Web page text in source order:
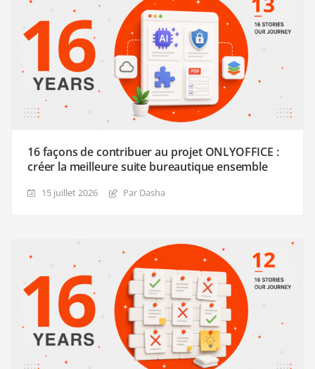
16 façons de contribuer au projet ONLYOFFICE :
créer la meilleure suite bureautique ensemble
15 juillet 2026 Par Dasha